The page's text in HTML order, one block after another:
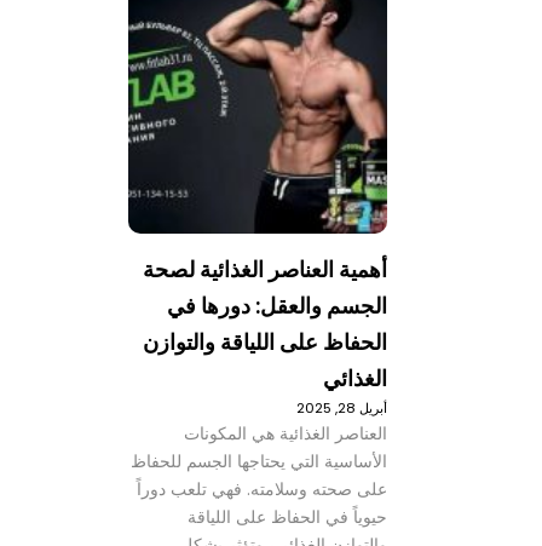
أهمية العناصر الغذائية لصحة
الجسم والعقل: دورها في
الحفاظ على اللياقة والتوازن
الغذائي
أبريل 28, 2025
العناصر الغذائية هي المكونات
الأساسية التي يحتاجها الجسم للحفاظ
على صحته وسلامته. فهي تلعب دوراً
حيوياً في الحفاظ على اللياقة